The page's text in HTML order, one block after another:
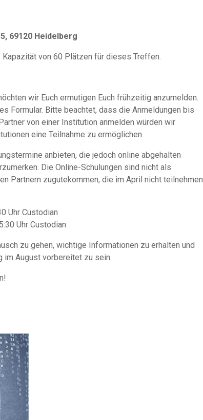
69120 Heidelberg
von 60 Plätzen für dieses Treffen.
wir Euch ermutigen Euch frühzeitig anzumelden.
Formular. Bitte beachtet, dass die Anmeldungen bis
von einer Institution anmelden würden wir
eine Teilnahme zu ermöglichen.
anbieten, die jedoch online abgehalten
Die Online-Schulungen sind nicht als
Partnern zugutekommen, die im April nicht teilnehmen
Uhr Custodian
Uhr Custodian
zu gehen, wichtige Informationen zu erhalten und
August vorbereitet zu sein.